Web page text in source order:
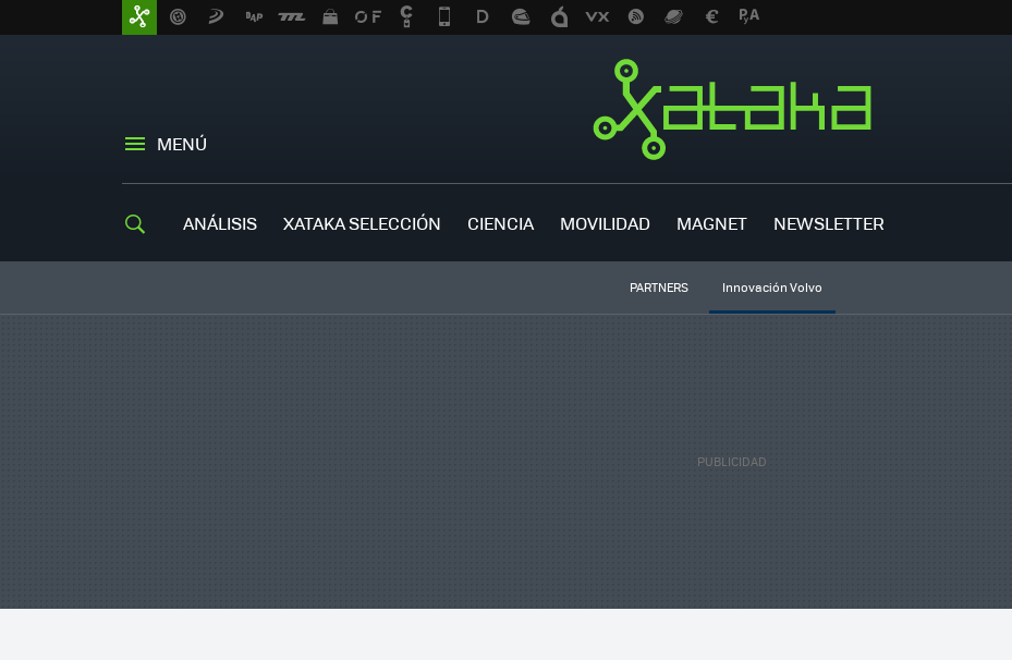
MENÚ
ANÁLISIS XATAKA SELECCIÓN CIENCIA MOVILIDAD MAGNET NEWSLETTER
PARTNERS Innovación Volvo